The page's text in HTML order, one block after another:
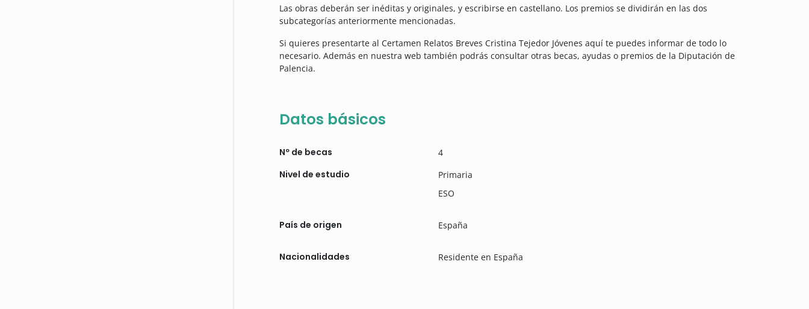
Las obras deberán ser inéditas y originales, y escribirse en castellano. Los premios se dividirán en las dos
subcategorías anteriormente mencionadas.
Si quieres presentarte al Certamen Relatos Breves Cristina Tejedor Jóvenes aquí te puedes informar de todo lo
necesario. Además en nuestra web también podrás consultar otras becas, ayudas o premios de la Diputación de
Palencia.
Datos básicos
Nº de becas 4
Nivel de estudio
Primaria
ESO
País de origen España
Nacionalidades Residente en España